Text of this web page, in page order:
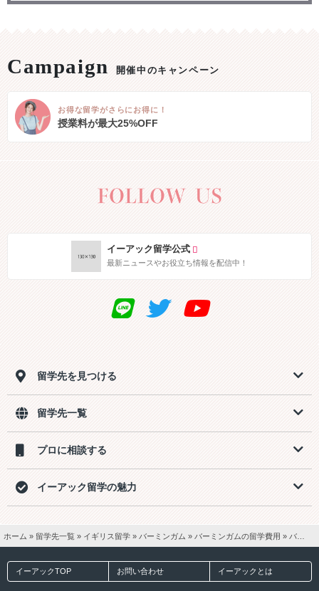
開催中のキャンペーン
お得な留学がさらにお得に！
授業料が最大25%OFF
イーアック留学公式
最新ニュースやお役立ち情報を配信中！
留学先を見つける
留学先一覧
プロに相談する
イーアック留学の魅力
ホーム » 留学先一覧 » イギリス留学 » バーミンガム » バーミンガムの留学費用 » バーミンガム2週間留学【一般英語15ホームステイ2食付き】費用
イーアックTOP お問い合わせ イーアックとは